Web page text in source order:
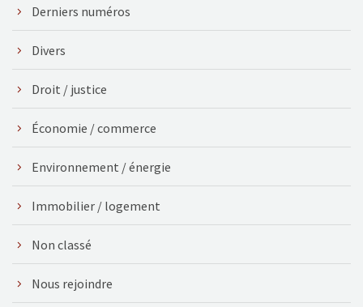
Derniers numéros
Divers
Droit / justice
Économie / commerce
Environnement / énergie
Immobilier / logement
Non classé
Nous rejoindre